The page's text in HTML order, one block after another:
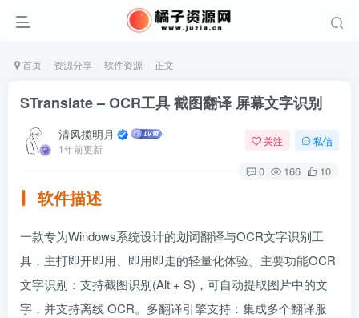
首页 资源分享 软件资源 正文
STranslate – OCR工具 截图翻译 屏幕文字识别
清风揽明月
1年前更新
关注 私信
0 166 10
软件描述
一款专为Windows系统设计的划词翻译与OCR文字识别工
具，主打即开即用、即用即走的轻量化体验。主要功能OCR
文字识别：支持截图识别(Alt + S)，可自动提取图片中的文
字，并支持离线 OCR。多翻译引擎支持：集成多个翻译服